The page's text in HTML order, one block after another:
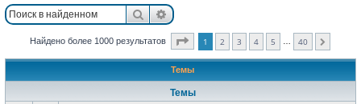
ПоискРасширенный поиск
Найдено более 1000 результатов Страница из
1 2 3 4 5 40
Темы
Темы